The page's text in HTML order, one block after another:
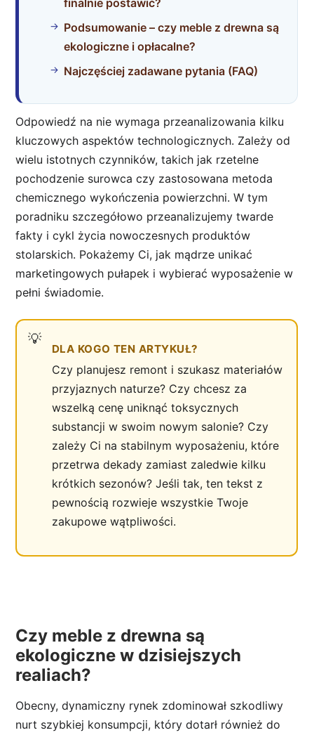
finalnie postawić?
Podsumowanie – czy meble z drewna są
ekologiczne i opłacalne?
Najczęściej zadawane pytania (FAQ)
Odpowiedź na nie wymaga przeanalizowania kilku
kluczowych aspektów technologicznych. Zależy od
wielu istotnych czynników, takich jak rzetelne
pochodzenie surowca czy zastosowana metoda
chemicznego wykończenia powierzchni. W tym
poradniku szczegółowo przeanalizujemy twarde
fakty i cykl życia nowoczesnych produktów
stolarskich. Pokażemy Ci, jak mądrze unikać
marketingowych pułapek i wybierać wyposażenie w
pełni świadomie.
DLA KOGO TEN ARTYKUŁ?
Czy planujesz remont i szukasz materiałów
przyjaznych naturze? Czy chcesz za
wszelką cenę uniknąć toksycznych
substancji w swoim nowym salonie? Czy
zależy Ci na stabilnym wyposażeniu, które
przetrwa dekady zamiast zaledwie kilku
krótkich sezonów? Jeśli tak, ten tekst z
pewnością rozwieje wszystkie Twoje
zakupowe wątpliwości.
Czy meble z drewna są
ekologiczne w dzisiejszych
realiach?
Obecny, dynamiczny rynek zdominował szkodliwy
nurt szybkiej konsumpcji, który dotarł również do